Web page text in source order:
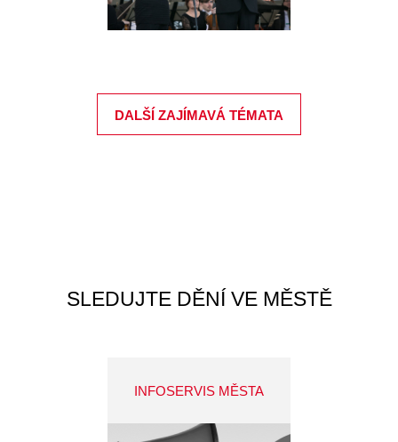
DALŠÍ ZAJÍMAVÁ TÉMATA
SLEDUJTE DĚNÍ VE MĚSTĚ
INFOSERVIS MĚSTA